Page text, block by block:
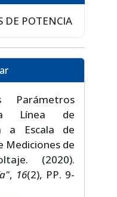
DE POTENCIA
Parámetros
Línea de
a Escala de
Mediciones de
(2020).
, 16(2), PP. 9-